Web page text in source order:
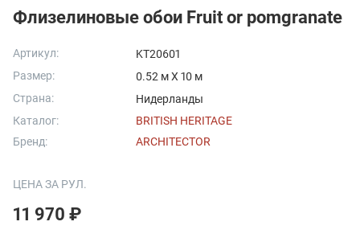
Флизелиновые обои Fruit or pomgranate
Артикул:
KT20601
Размер:
0.52 м X 10 м
Страна:
Нидерланды
Каталог:
BRITISH HERITAGE
Бренд:
ARCHITECTOR
ЦЕНА ЗА РУЛ.
11 970 ₽